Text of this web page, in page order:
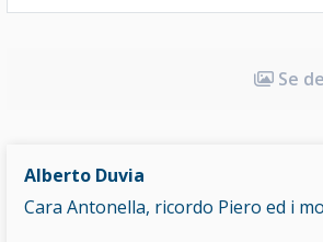
Se
Alberto Duvia
Cara Antonella, ricordo Piero ed i